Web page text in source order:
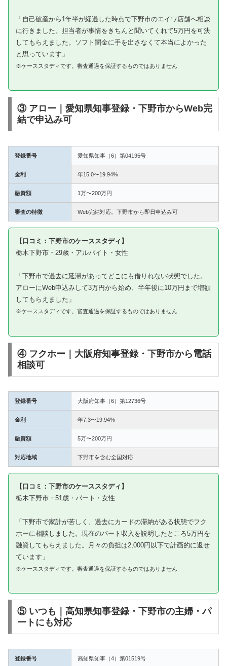
「自己破産から1年半が経過した時点で下野市のエイワ店舗へ相談
に行きました。担当者が事情をきちんと聞いてくれて5万円を可決
してもらえました。ソフト闇金に手を出さなくて本当によかった
と思っています」
※ケーススタディです。審査通過を保証するものではありません
③ アロー｜愛知県知事登録・下野市からWeb完
結で申込み可
登録番号 愛知県知事（6）第04195号
金利 年15.0〜19.94%
融資額 1万〜200万円
審査の特徴 Web完結対応。下野市から即日申込み可
【口コミ：下野市のケーススタディ】
栃木下野市・29歳・アルバイト・女性
「下野市で過去に延滞があってどこにも借りれない状態でした。
アローにWeb申込みして3万円から始め、半年後に10万円まで増額
してもらえました」
※ケーススタディです。審査通過を保証するものではありません
④ フクホー｜大阪府知事登録・下野市から電話
相談可
登録番号 大阪府知事（6）第12736号
金利 年7.3〜19.94%
融資額 5万〜200万円
対応地域 下野市を含む全国対応
【口コミ：下野市のケーススタディ】
栃木下野市・51歳・パート・女性
「下野市で家計が苦しく、過去にカードの滞納がある状態でフク
ホーに相談しました。現在のパート収入を説明したところ5万円を
融資してもらえました。月々の負担は2,000円以下で計画的に返せ
ています」
※ケーススタディです。審査通過を保証するものではありません
⑤ いつも｜高知県知事登録・下野市の主婦・パ
ートにも対応
登録番号 高知県知事（4）第01519号